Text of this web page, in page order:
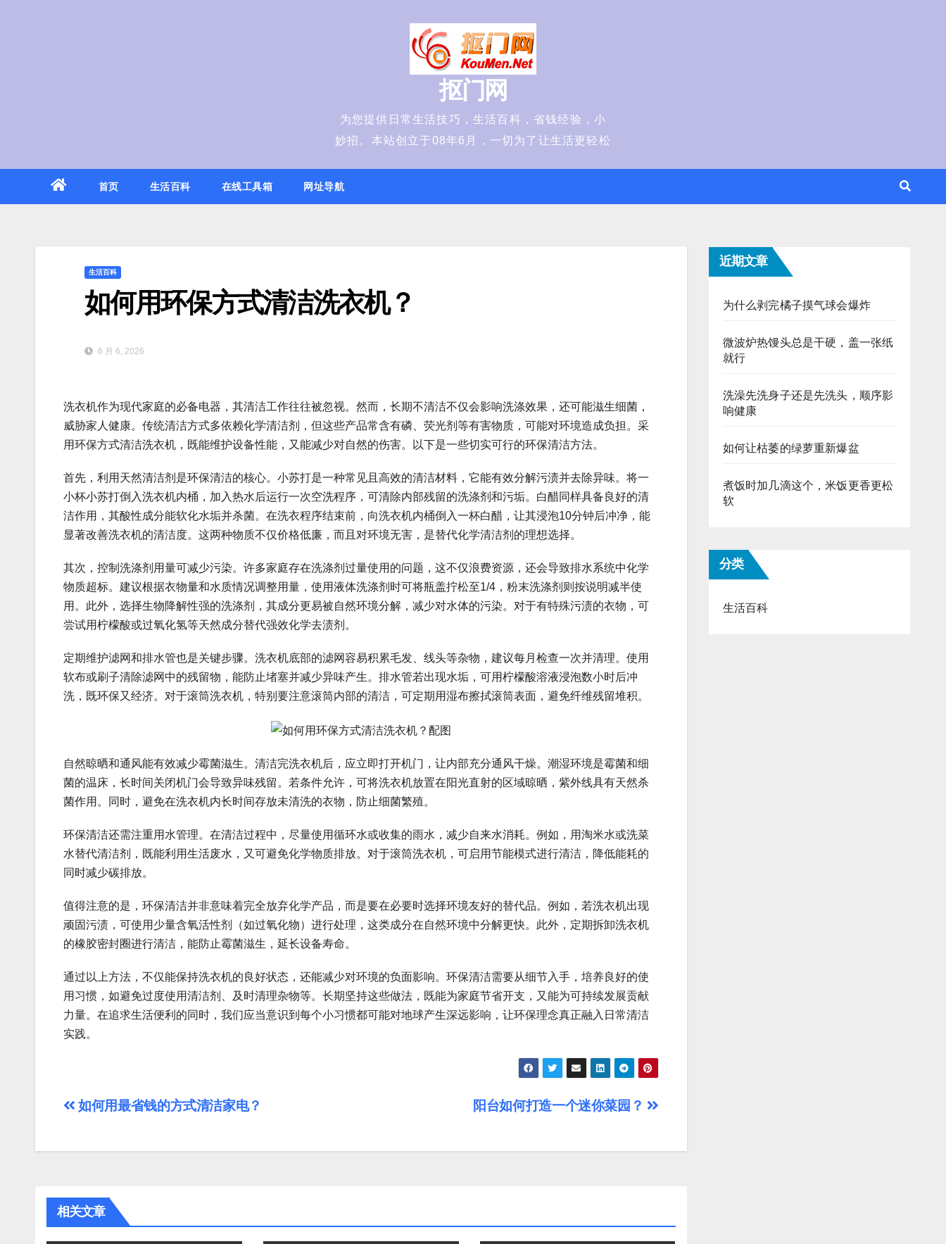
抠门网
为您提供日常生活技巧，生活百科，省钱经验，小
妙招。本站创立于08年6月，一切为了让生活更轻松
首页 生活百科 在线工具箱 网址导航
生活百科
如何用环保方式清洁洗衣机？
6 月 6, 2026
洗衣机作为现代家庭的必备电器，其清洁工作往往被忽视。然而，长期不清洁不仅会影响洗涤效果，还可能滋生细菌，
威胁家人健康。传统清洁方式多依赖化学清洁剂，但这些产品常含有磷、荧光剂等有害物质，可能对环境造成负担。采
用环保方式清洁洗衣机，既能维护设备性能，又能减少对自然的伤害。以下是一些切实可行的环保清洁方法。
首先，利用天然清洁剂是环保清洁的核心。小苏打是一种常见且高效的清洁材料，它能有效分解污渍并去除异味。将一
小杯小苏打倒入洗衣机内桶，加入热水后运行一次空洗程序，可清除内部残留的洗涤剂和污垢。白醋同样具备良好的清
洁作用，其酸性成分能软化水垢并杀菌。在洗衣程序结束前，向洗衣机内桶倒入一杯白醋，让其浸泡10分钟后冲净，能
显著改善洗衣机的清洁度。这两种物质不仅价格低廉，而且对环境无害，是替代化学清洁剂的理想选择。
其次，控制洗涤剂用量可减少污染。许多家庭存在洗涤剂过量使用的问题，这不仅浪费资源，还会导致排水系统中化学
物质超标。建议根据衣物量和水质情况调整用量，使用液体洗涤剂时可将瓶盖拧松至1/4，粉末洗涤剂则按说明减半使
用。此外，选择生物降解性强的洗涤剂，其成分更易被自然环境分解，减少对水体的污染。对于有特殊污渍的衣物，可
尝试用柠檬酸或过氧化氢等天然成分替代强效化学去渍剂。
定期维护滤网和排水管也是关键步骤。洗衣机底部的滤网容易积累毛发、线头等杂物，建议每月检查一次并清理。使用
软布或刷子清除滤网中的残留物，能防止堵塞并减少异味产生。排水管若出现水垢，可用柠檬酸溶液浸泡数小时后冲
洗，既环保又经济。对于滚筒洗衣机，特别要注意滚筒内部的清洁，可定期用湿布擦拭滚筒表面，避免纤维残留堆积。
自然晾晒和通风能有效减少霉菌滋生。清洁完洗衣机后，应立即打开机门，让内部充分通风干燥。潮湿环境是霉菌和细
菌的温床，长时间关闭机门会导致异味残留。若条件允许，可将洗衣机放置在阳光直射的区域晾晒，紫外线具有天然杀
菌作用。同时，避免在洗衣机内长时间存放未清洗的衣物，防止细菌繁殖。
环保清洁还需注重用水管理。在清洁过程中，尽量使用循环水或收集的雨水，减少自来水消耗。例如，用淘米水或洗菜
水替代清洁剂，既能利用生活废水，又可避免化学物质排放。对于滚筒洗衣机，可启用节能模式进行清洁，降低能耗的
同时减少碳排放。
值得注意的是，环保清洁并非意味着完全放弃化学产品，而是要在必要时选择环境友好的替代品。例如，若洗衣机出现
顽固污渍，可使用少量含氧活性剂（如过氧化物）进行处理，这类成分在自然环境中分解更快。此外，定期拆卸洗衣机
的橡胶密封圈进行清洁，能防止霉菌滋生，延长设备寿命。
通过以上方法，不仅能保持洗衣机的良好状态，还能减少对环境的负面影响。环保清洁需要从细节入手，培养良好的使
用习惯，如避免过度使用清洁剂、及时清理杂物等。长期坚持这些做法，既能为家庭节省开支，又能为可持续发展贡献
力量。在追求生活便利的同时，我们应当意识到每个小习惯都可能对地球产生深远影响，让环保理念真正融入日常清洁
实践。
文
航
阳台如何打造一个迷你菜园？
如何用最省钱的方式清洁家电？
相关文章
近期文章
为什么剥完橘子摸气球会爆炸
微波炉热馒头总是干硬，盖一张纸
就行
洗澡先洗身子还是先洗头，顺序影
响健康
如何让枯萎的绿萝重新爆盆
煮饭时加几滴这个，米饭更香更松
软
分类
生活百科